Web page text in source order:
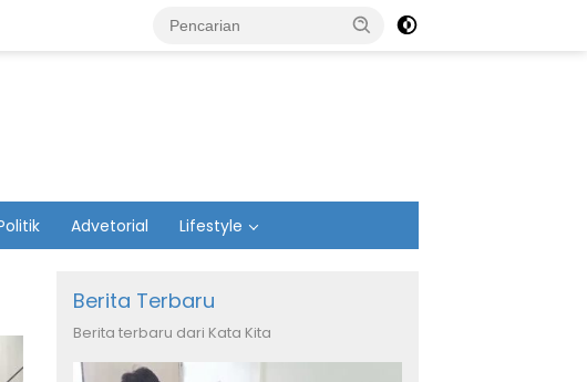
Advetorial Lifestyle
Berita Terbaru
Berita terbaru dari Kata Kita